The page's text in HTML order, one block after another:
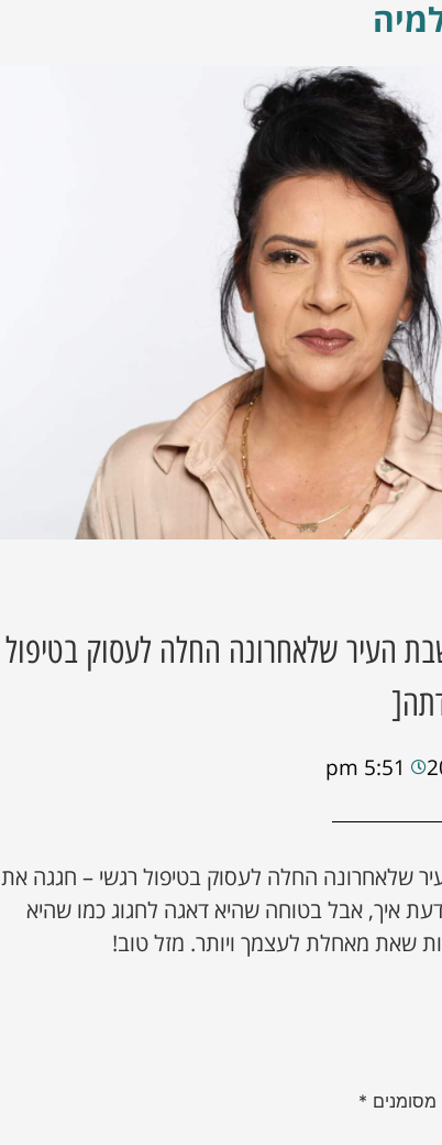
העיר שלאחרונה החלה לעסוק בטיפול
5:51 pm
שלאחרונה החלה לעסוק בטיפול רגשי – חגגה את
איך, אבל בטוחה שהיא דאגה לחגוג כמו שהיא
שאת מאחלת לעצמך ויותר. מזל טוב!
*